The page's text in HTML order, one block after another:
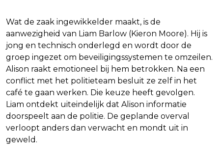
Wat de zaak ingewikkelder maakt, is de
aanwezigheid van Liam Barlow (Kieron Moore). Hij is
jong en technisch onderlegd en wordt door de
groep ingezet om beveiligingssystemen te omzeilen.
Alison raakt emotioneel bij hem betrokken. Na een
conflict met het politieteam besluit ze zelf in het
café te gaan werken. Die keuze heeft gevolgen.
Liam ontdekt uiteindelijk dat Alison informatie
doorspeelt aan de politie. De geplande overval
verloopt anders dan verwacht en mondt uit in
geweld.